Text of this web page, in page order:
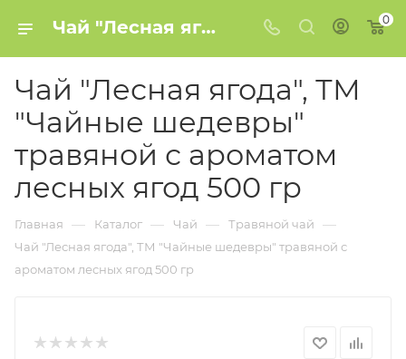
Чай "Лесная ягода", ТМ "Чайные шедевры" травяной с ароматом лесных ягод 500 гр купить в Минске 0
Чай "Лесная ягода", ТМ
"Чайные шедевры"
травяной с ароматом
лесных ягод 500 гр
Главная — Каталог — Чай — Травяной чай —
Чай "Лесная ягода", ТМ "Чайные шедевры" травяной с
ароматом лесных ягод 500 гр